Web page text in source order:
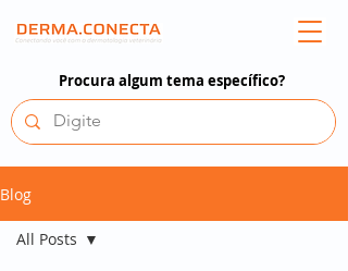
Procura algum tema específico?
Blog
All Posts